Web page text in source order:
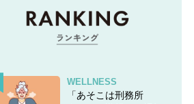
WELLNESS
「あそこは刑務所